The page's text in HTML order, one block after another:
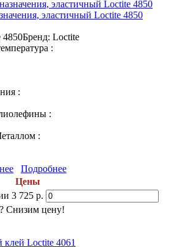
эластичный Loctite 4850
4850Бренд: Loctite
:
:
:
:
Подробнее
Цены
3 725 р.
Снизим цену!